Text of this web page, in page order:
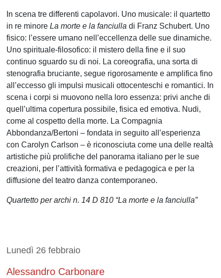
In scena tre differenti capolavori. Uno musicale: il quartetto
in re minoreLa morte e la fanciulla di Franz Schubert. Uno
fisico: l’essere umano nell’eccellenza delle sue dinamiche.
Uno spirituale-filosofico: il mistero della fine e il suo
continuo sguardo su di noi. La coreografia, una sorta di
stenografia bruciante, segue rigorosamente e amplifica fino
all’eccesso gli impulsi musicali ottocenteschi e romantici. In
scena i corpi si muovono nella loro essenza: privi anche di
quell’ultima copertura possibile, fisica ed emotiva. Nudi,
come al cospetto della morte. La Compagnia
Abbondanza/Bertoni – fondata in seguito all’esperienza
con Carolyn Carlson – è riconosciuta come una delle realtà
artistiche più prolifiche del panorama italiano per le sue
creazioni, per l’attività formativa e pedagogica e per la
diffusione del teatro danza contemporaneo.
Quartetto per archi n. 14 D 810 “La morte e la fanciulla”
Lunedì 26 febbraio
Alessandro Carbonare